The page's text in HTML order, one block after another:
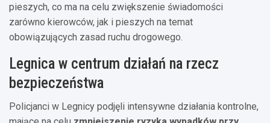
pieszych, co ma na celu zwiększenie świadomości
zarówno kierowców, jak i pieszych na temat
obowiązujących zasad ruchu drogowego.
Legnica w centrum działań na rzecz
bezpieczeństwa
Policjanci w Legnicy podjęli intensywne działania kontrolne,